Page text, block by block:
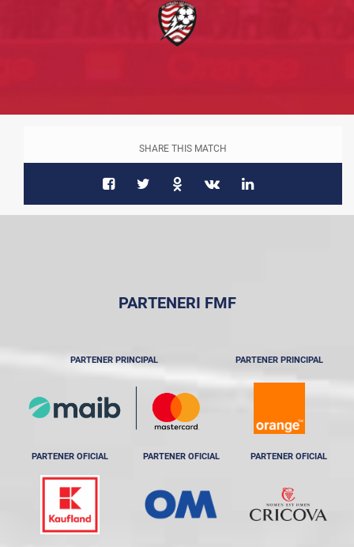
SHARE THIS MATCH
PARTENERI FMF
PARTENER PRINCIPAL PARTENER PRINCIPAL
PARTENER OFICIAL PARTENER OFICIAL PARTENER OFICIAL